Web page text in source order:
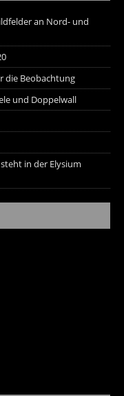
an Nord- und
die Beobachtung
und Doppelwall
in der Elysium